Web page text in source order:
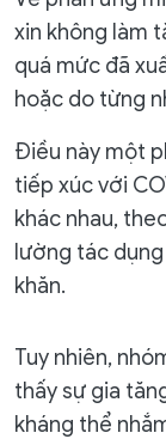
xin không làm
quá mức đã
hoặc do từng
Điều này một
tiếp xúc với
khác nhau,
lường tác
khăn.
Tuy nhiên,
thấy sự gia
kháng thể